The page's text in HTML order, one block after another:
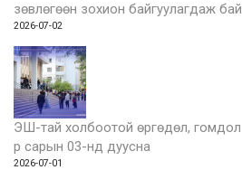
зөвлөгөөн зохион байгуулагдаж
2026-07-02
ЭШ-тай холбоотой өргөдөл, гомдол
р сарын 03-нд дуусна
2026-07-01